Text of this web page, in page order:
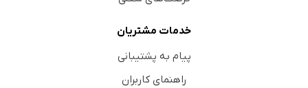
خدمات مشتریان
پیام به پشتیبانی
راهنمای کاربران